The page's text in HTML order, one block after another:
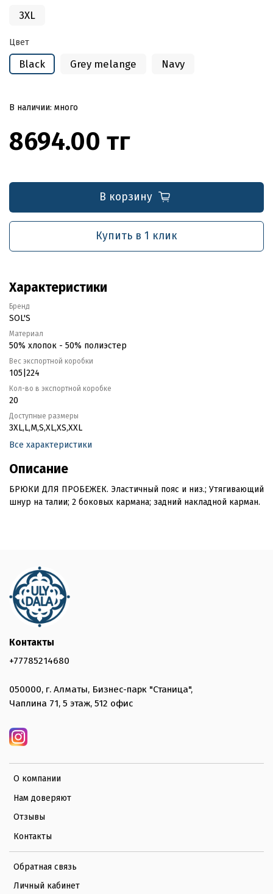
3XL
Цвет
Black Grey melange Navy
В наличии: много
8694.00 тг
В корзину
Купить в 1 клик
Характеристики
Бренд
SOL'S
Материал
50% хлопок - 50% полиэстер
Вес экспортной коробки
105|224
Кол-во в экспортной коробке
20
Доступные размеры
3XL,L,M,S,XL,XS,XXL
Все характеристики
Описание
БРЮКИ ДЛЯ ПРОБЕЖЕК. Эластичный пояс и низ.; Утягивающий
шнур на талии; 2 боковых кармана; задний накладной карман.
О компании
Нам доверяют
Отзывы
Контакты
Обратная связь
Личный кабинет
Контакты
+77785214680
050000, г. Алматы, Бизнес-парк "Станица",
Чаплина 71, 5 этаж, 512 офис